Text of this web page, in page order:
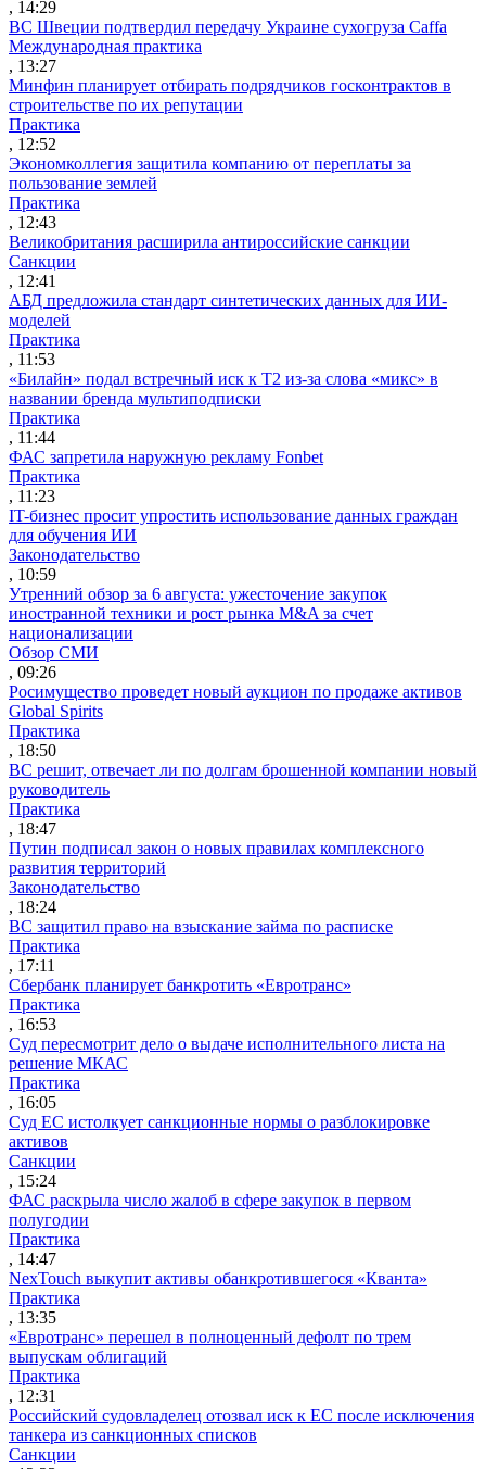
, 14:29
ВС Швеции подтвердил передачу Украине сухогруза Caffa
Международная практика
, 13:27
Минфин планирует отбирать подрядчиков госконтрактов в
строительстве по их репутации
Практика
, 12:52
Экономколлегия защитила компанию от переплаты за
пользование землей
Практика
, 12:43
Великобритания расширила антироссийские санкции
Санкции
, 12:41
АБД предложила стандарт синтетических данных для ИИ-
моделей
Практика
, 11:53
«Билайн» подал встречный иск к Т2 из-за слова «микс» в
названии бренда мультиподписки
Практика
, 11:44
ФАС запретила наружную рекламу Fonbet
Практика
, 11:23
IT-бизнес просит упростить использование данных граждан
для обучения ИИ
Законодательство
, 10:59
Утренний обзор за 6 августа: ужесточение закупок
иностранной техники и рост рынка M&A за счет
национализации
Обзор СМИ
, 09:26
Росимущество проведет новый аукцион по продаже активов
Global Spirits
Практика
, 18:50
ВС решит, отвечает ли по долгам брошенной компании новый
руководитель
Практика
, 18:47
Путин подписал закон о новых правилах комплексного
развития территорий
Законодательство
, 18:24
ВС защитил право на взыскание займа по расписке
Практика
, 17:11
Сбербанк планирует банкротить «Евротранс»
Практика
, 16:53
Суд пересмотрит дело о выдаче исполнительного листа на
решение МКАС
Практика
, 16:05
Суд ЕС истолкует санкционные нормы о разблокировке
активов
Санкции
, 15:24
ФАС раскрыла число жалоб в сфере закупок в первом
полугодии
Практика
, 14:47
NexTouch выкупит активы обанкротившегося «Кванта»
Практика
, 13:35
«Евротранс» перешел в полноценный дефолт по трем
выпускам облигаций
Практика
, 12:31
Российский судовладелец отозвал иск к ЕС после исключения
танкера из санкционных списков
Санкции